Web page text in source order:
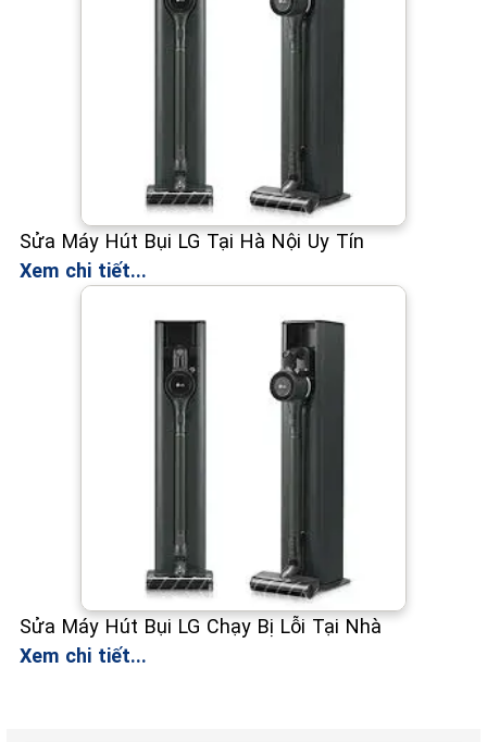
Sửa Máy Hút Bụi LG Tại Hà Nội Uy Tín
Xem chi tiết...
Sửa Máy Hút Bụi LG Chạy Bị Lỗi Tại Nhà
Xem chi tiết...